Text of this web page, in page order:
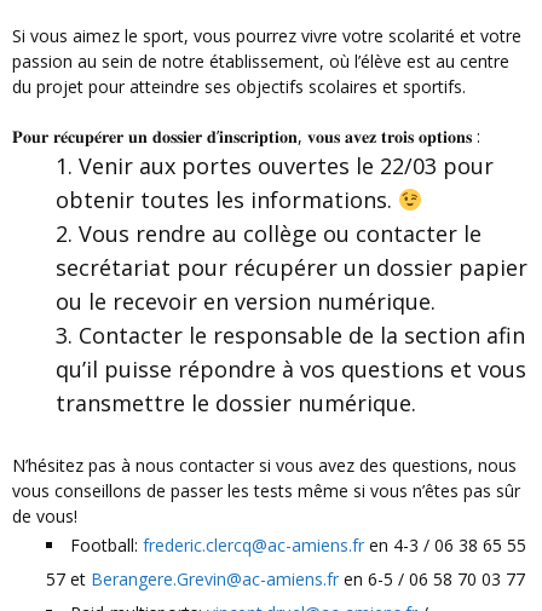
Si vous aimez le sport, vous pourrez vivre votre scolarité et votre
passion au sein de notre établissement, où l’élève est au centre
du projet pour atteindre ses objectifs scolaires et sportifs.
𝐏𝐨𝐮𝐫 𝐫𝐞́𝐜𝐮𝐩𝐞́𝐫𝐞𝐫 𝐮𝐧 𝐝𝐨𝐬𝐬𝐢𝐞𝐫 𝐝’𝐢𝐧𝐬𝐜𝐫𝐢𝐩𝐭𝐢𝐨𝐧, 𝐯𝐨𝐮𝐬 𝐚𝐯𝐞𝐳 𝐭𝐫𝐨𝐢𝐬 𝐨𝐩𝐭𝐢𝐨𝐧𝐬 :
Venir aux portes ouvertes le 22/03 pour
obtenir toutes les informations.
Vous rendre au collège ou contacter le
secrétariat pour récupérer un dossier papier
ou le recevoir en version numérique.
Contacter le responsable de la section afin
qu’il puisse répondre à vos questions et vous
transmettre le dossier numérique.
N’hésitez pas à nous contacter si vous avez des questions, nous
vous conseillons de passer les tests même si vous n’êtes pas sûr
de vous!
Football: frederic.clercq@ac-amiens.fr en 4-3 / 06 38 65 55
57 et Berangere.Grevin@ac-amiens.fr en 6-5 / 06 58 70 03 77